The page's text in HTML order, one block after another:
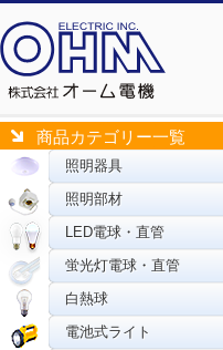
商品カテゴリー一覧
照明器具
照明部材
LED電球・直管
蛍光灯電球・直管
白熱球
電池式ライト